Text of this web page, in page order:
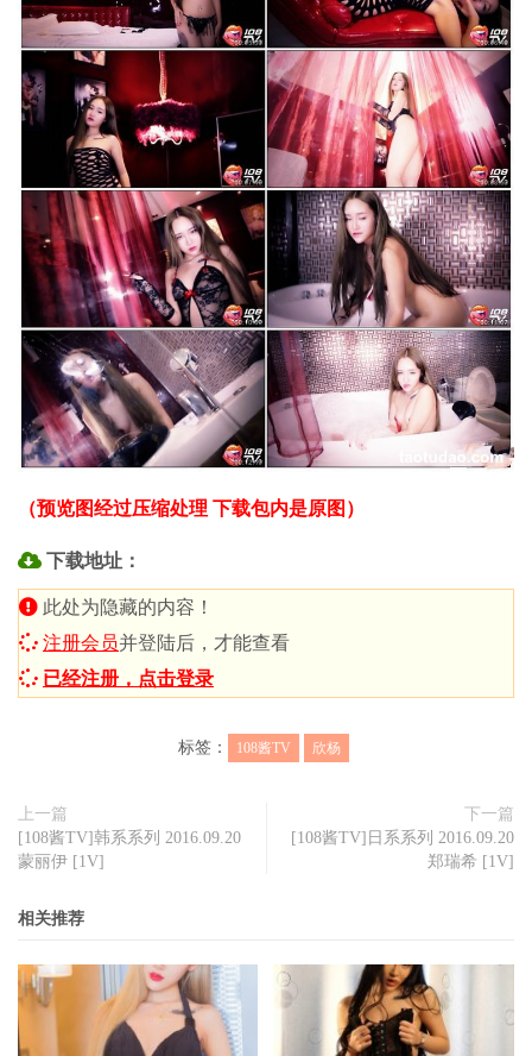
（预览图经过压缩处理 下载包内是原图）
下载地址：
此处为隐藏的内容！
注册会员并登陆后，才能查看
已经注册，点击登录
标签： 108酱TV 欣杨
上一篇
[108酱TV]韩系系列 2016.09.20
蒙丽伊 [1V]
下一篇
[108酱TV]日系系列 2016.09.20
郑瑞希 [1V]
相关推荐